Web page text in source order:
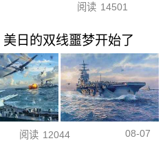
阅读 14501
日的双线噩梦开始了
阅读 12044 08-07